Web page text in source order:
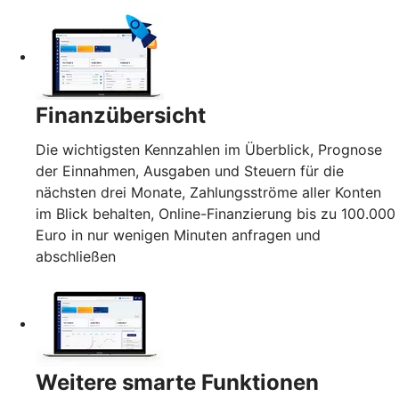
Finanzübersicht
Die wichtigsten Kennzahlen im Überblick, Prognose
der Einnahmen, Ausgaben und Steuern für die
nächsten drei Monate, Zahlungsströme aller Konten
im Blick behalten, Online-Finanzierung bis zu 100.000
Euro in nur wenigen Minuten anfragen und
abschließen
Weitere smarte Funktionen